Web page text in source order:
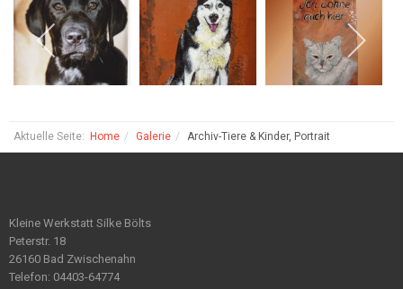
Aktuelle Seite: Home Galerie Archiv-Tiere & Kinder, Portrait
Kleine Werkstatt Silke Bölts
Peterstr. 18
26160 Bad Zwischenahn
Telefon: 04403-64774